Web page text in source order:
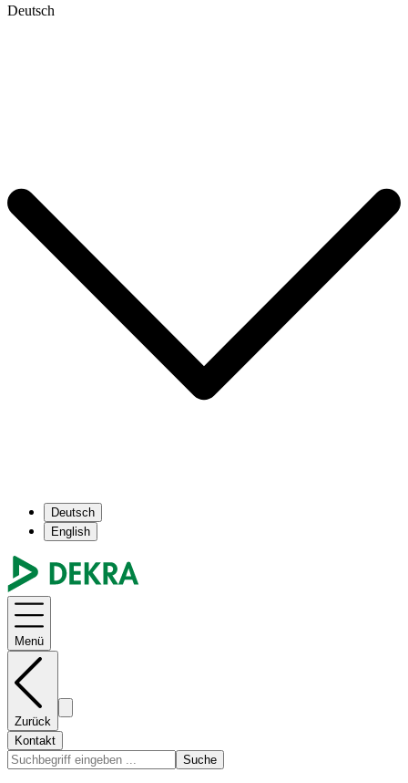
Deutsch
Deutsch
English
Menü
Zurück
Kontakt
Suche